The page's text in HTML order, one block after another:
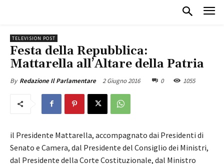
TELEVISION POST
Festa della Repubblica:
Mattarella all’Altare della Patria
By Redazione Il Parlamentare 2 Giugno 2016 0 1055
il Presidente Mattarella, accompagnato dai Presidenti di
Senato e Camera, dal Presidente del Consiglio dei Ministri,
dal Presidente della Corte Costituzionale, dal Ministro